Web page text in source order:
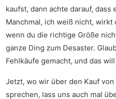
kaufst, dann achte darauf, dass
Manchmal, ich weiß nicht, wirkt
wenn du die richtige Größe
ganze Ding zum Desaster.
Fehlkäufe gemacht, und das
Jetzt, wo wir über den Kauf von
sprechen, lass uns auch mal